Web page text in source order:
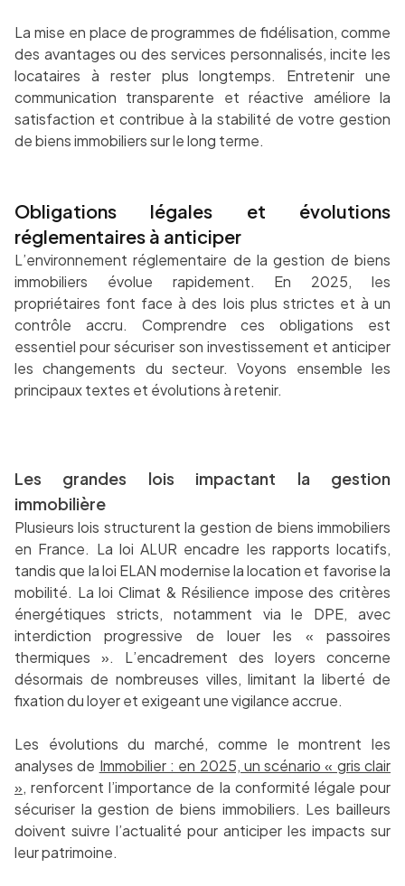
La mise en place de programmes de fidélisation, comme
des avantages ou des services personnalisés, incite les
locataires à rester plus longtemps. Entretenir une
communication transparente et réactive améliore la
satisfaction et contribue à la stabilité de votre gestion
de biens immobiliers sur le long terme.
Obligations légales et évolutions
réglementaires à anticiper
L’environnement réglementaire de la gestion de biens
immobiliers évolue rapidement. En 2025, les
propriétaires font face à des lois plus strictes et à un
contrôle accru. Comprendre ces obligations est
essentiel pour sécuriser son investissement et anticiper
les changements du secteur. Voyons ensemble les
principaux textes et évolutions à retenir.
Les grandes lois impactant la gestion
immobilière
Plusieurs lois structurent la gestion de biens immobiliers
en France. La loi ALUR encadre les rapports locatifs,
tandis que la loi ELAN modernise la location et favorise la
mobilité. La loi Climat & Résilience impose des critères
énergétiques stricts, notamment via le DPE, avec
interdiction progressive de louer les « passoires
thermiques ». L’encadrement des loyers concerne
désormais de nombreuses villes, limitant la liberté de
fixation du loyer et exigeant une vigilance accrue.
Les évolutions du marché, comme le montrent les
analyses de Immobilier : en 2025, un scénario « gris clair
», renforcent l’importance de la conformité légale pour
sécuriser la gestion de biens immobiliers. Les bailleurs
doivent suivre l’actualité pour anticiper les impacts sur
leur patrimoine.